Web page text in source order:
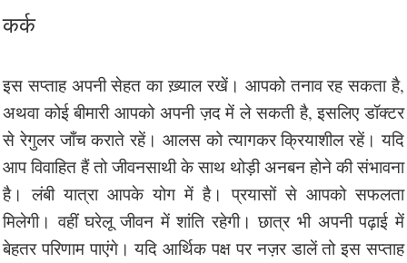
कर्क
इस सप्ताह अपनी सेहत का ख़्याल रखें। आपको तनाव रह सकता है,
अथवा कोई बीमारी आपको अपनी ज़द में ले सकती है, इसलिए डॉक्टर
से रेगुलर जाँच कराते रहें। आलस को त्यागकर क्रियाशील रहें। यदि
आप विवाहित हैं तो जीवनसाथी के साथ थोड़ी अनबन होने की संभावना
है। लंबी यात्रा आपके योग में है। प्रयासों से आपको सफलता
मिलेगी। वहीं घरेलू जीवन में शांति रहेगी। छात्र भी अपनी पढ़ाई में
बेहतर परिणाम पाएंगे। यदि आर्थिक पक्ष पर नज़र डालें तो इस सप्ताह